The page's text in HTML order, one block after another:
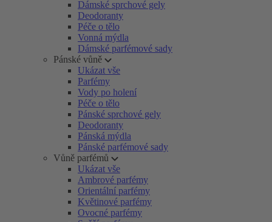
Dámské sprchové gely
Deodoranty
Péče o tělo
Vonná mýdla
Dámské parfémové sady
Pánské vůně
Ukázat vše
Parfémy
Vody po holení
Péče o tělo
Pánské sprchové gely
Deodoranty
Pánská mýdla
Pánské parfémové sady
Vůně parfémů
Ukázat vše
Ambrové parfémy
Orientální parfémy
Květinové parfémy
Ovocné parfémy